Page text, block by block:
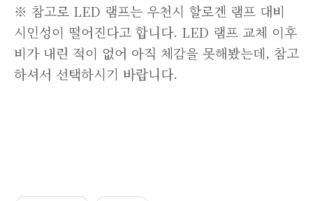
※ 참고로 LED 램프는 우천시 할로겐 램프 대비
시인성이 떨어진다고 합니다. LED 램프 교체 이후
비가 내린 적이 없어 아직 체감을 못해봤는데, 참고
하셔서 선택하시기 바랍니다.